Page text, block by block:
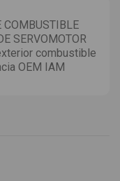
COMBUSTIBLE
SERVOMOTOR
combustible
OEM IAM